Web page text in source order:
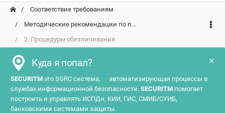
Соответствие требованиям
Методические рекомендации по п...
2. Процедуры обезличивания
×
Куда я попал?
SECURITM это SGRC система, ?
автоматизирующая процессы в
службах информационной безопасности. SECURITM помогает
построить и управлять ИСПДн, КИИ, ГИС, СМИБ/СУИБ,
банковскими системами защиты.